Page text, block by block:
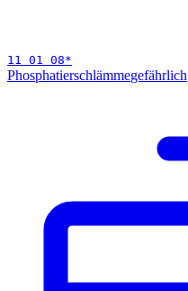
11 01 08*
Phosphatierschlämmegefährlich